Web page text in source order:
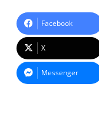
n
m
Facebook
X
Messenger